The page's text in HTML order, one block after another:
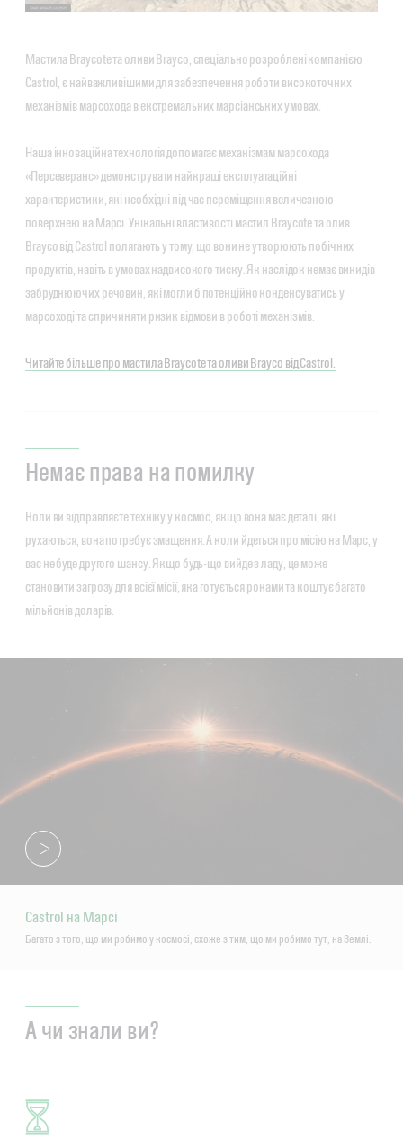
Мастила Braycote та оливи Brayco, спеціально розроблені компанією
Castrol, є найважливішими для забезпечення роботи високоточних
механізмів марсохода в екстремальних марсіанських умовах.
Наша інноваційна технологія допомагає механізмам марсохода
«Персеверанс» демонструвати найкращі експлуатаційні
характеристики, які необхідні під час переміщення величезною
поверхнею на Марсі. Унікальні властивості мастил Braycote та олив
Brayco від Castrol полягають у тому, що вони не утворюють побічних
продуктів, навіть в умовах надвисокого тиску. Як наслідок немає викидів
забруднюючих речовин, які могли б потенційно конденсуватись у
марсоході та спричиняти ризик відмови в роботі механізмів.
Читайте більше про мастила Braycote та оливи Brayco від Castrol.
Немає права на помилку
Коли ви відправляєте техніку у космос, якщо вона має деталі, які
рухаються, вона потребує змащення. А коли йдеться про місію на Марс, у
вас не буде другого шансу. Якщо будь-що вийде з ладу, це може
становити загрозу для всієї місії, яка готується роками та коштує багато
мільйонів доларів.
Castrol на Марсі
Багато з того, що ми робимо у космосі, схоже з тим, що ми робимо тут, на Землі.
А чи знали ви?